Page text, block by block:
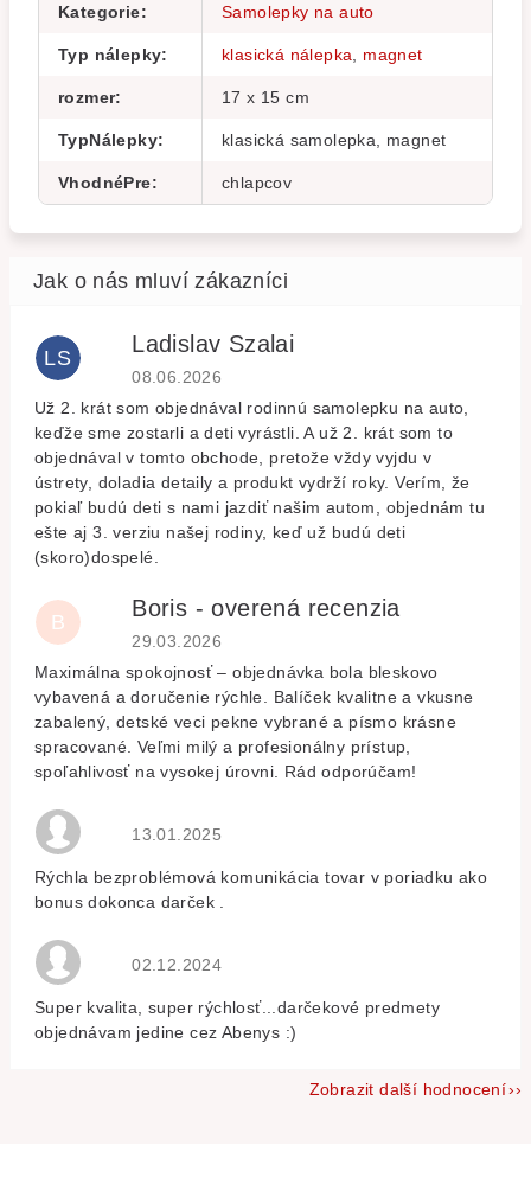
Kategorie: Samolepky na auto
Typ nálepky: klasická nálepka magnet
rozmer: 17 x 15 cm
TypNálepky: klasická samolepka, magnet
VhodnéPre: chlapcov
LS
Ladislav Szalai
Hodnocení obchodu je 5 z 5 hvězdiček.
08.06.2026
Už 2. krát som objednával rodinnú samolepku na auto,
keďže sme zostarli a deti vyrástli. A už 2. krát som to
objednával v tomto obchode, pretože vždy vyjdu v
ústrety, doladia detaily a produkt vydrží roky. Verím, že
pokiaľ budú deti s nami jazdiť našim autom, objednám tu
ešte aj 3. verziu našej rodiny, keď už budú deti
(skoro)dospelé.
B
Boris - overená recenzia
Hodnocení obchodu je 5 z 5 hvězdiček.
29.03.2026
Maximálna spokojnosť – objednávka bola bleskovo
vybavená a doručenie rýchle. Balíček kvalitne a vkusne
zabalený, detské veci pekne vybrané a písmo krásne
spracované. Veľmi milý a profesionálny prístup,
spoľahlivosť na vysokej úrovni. Rád odporúčam!
Hodnocení obchodu je 5 z 5 hvězdiček.
13.01.2025
Rýchla bezproblémová komunikácia tovar v poriadku ako
bonus dokonca darček .
Hodnocení obchodu je 5 z 5 hvězdiček.
02.12.2024
Super kvalita, super rýchlosť...darčekové predmety
objednávam jedine cez Abenys :)
Zobrazit další hodnocení